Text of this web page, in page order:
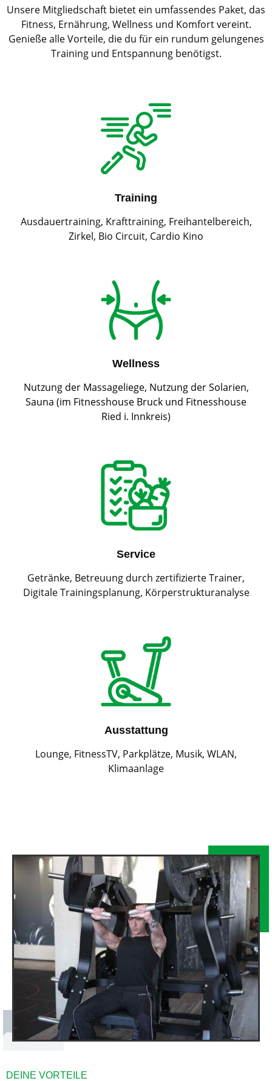
Unsere Mitgliedschaft bietet ein umfassendes Paket, das
Fitness, Ernährung, Wellness und Komfort vereint.
Genieße alle Vorteile, die du für ein rundum gelungenes
Training und Entspannung benötigst.
Training
Ausdauertraining, Krafttraining, Freihantelbereich,
Zirkel, Bio Circuit, Cardio Kino
Wellness
Nutzung der Massageliege, Nutzung der Solarien,
Sauna (im Fitnesshouse Bruck und Fitnesshouse
Ried i. Innkreis)
Service
Getränke, Betreuung durch zertifizierte Trainer,
Digitale Trainingsplanung, Körperstrukturanalyse
Ausstattung
Lounge, FitnessTV, Parkplätze, Musik, WLAN,
Klimaanlage
DEINE VORTEILE